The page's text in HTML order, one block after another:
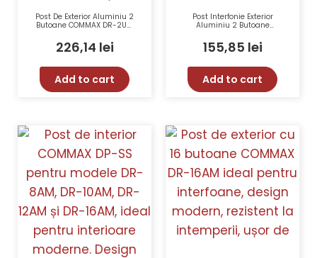
Post De Exterior Aluminiu 2
Butoane COMMAX DR-2UM
12VDC
226,14 lei
Add to cart
Post Interfonie Exterior
Aluminiu 2 Butoane
155,85 lei
Add to cart